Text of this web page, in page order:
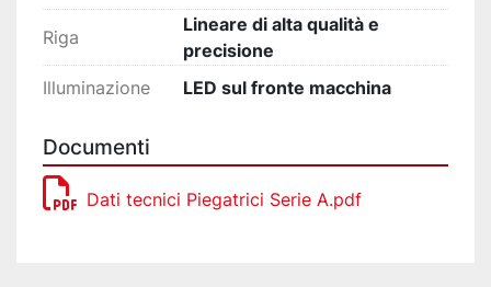
Riga
Lineare di alta qualità e
precisione
Illuminazione
LED sul fronte macchina
Documenti
Dati tecnici Piegatrici Serie A.pdf